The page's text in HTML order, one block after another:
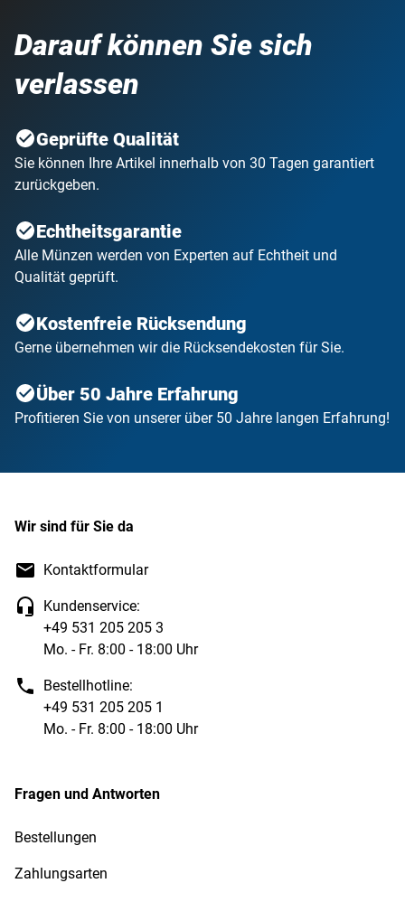
Darauf können Sie sich
verlassen
Geprüfte Qualität
Sie können Ihre Artikel innerhalb von 30 Tagen garantiert
zurückgeben.
Echtheitsgarantie
Alle Münzen werden von Experten auf Echtheit und
Qualität geprüft.
Kostenfreie Rücksendung
Gerne übernehmen wir die Rücksendekosten für Sie.
Über 50 Jahre Erfahrung
Profitieren Sie von unserer über 50 Jahre langen Erfahrung!
Wir sind für Sie da
Kontaktformular
Kundenservice:
+49 531 205 205 3
Mo. - Fr. 8:00 - 18:00 Uhr
Bestellhotline:
+49 531 205 205 1
Mo. - Fr. 8:00 - 18:00 Uhr
Fragen und Antworten
Bestellungen
Zahlungsarten